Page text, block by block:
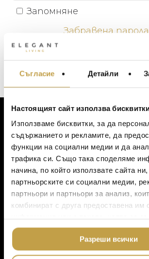
Съгласие Детайли
Настоящият сайт използва
Използваме бисквитки, за да
съдържанието и рекламите, да
функции на социални медии и да
трафика си. Също така споделяме
начина, по който използвате сайта ни,
партньорските си социални медии,
партньори и партньори за анализ,
комбинират с друга предоставена им
ползването от Ваша страна на
Разреши всички
Запомняне
Забравена
ЗА КЛИЕНТИ
Моят профил
Списък с желания
Количка
Доставка
Ваучер за подарък
Политика за
Онлайн пазаруване
ПРОДУКТОВИ КАТЕГОРИИ
ЗА